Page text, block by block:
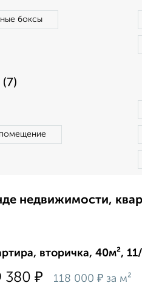
боксы
недвижимости,
вторичка, 40м²,
380 ₽ 118 000 ₽ за м²